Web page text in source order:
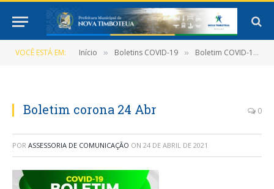
VOCÊ ESTÁ EM: Início » Boletins COVID-19 » Boletim COVID-19 (24/04/2021)
Boletim corona 24 Abr 0
POR ASSESSORIA DE COMUNICAÇÃO ON 24 DE ABRIL DE 2021